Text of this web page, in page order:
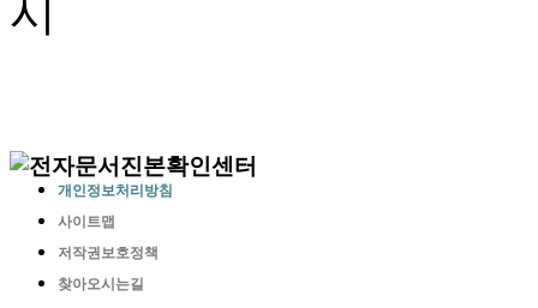
개인정보처리방침
사이트맵
저작권보호정책
찾아오시는길